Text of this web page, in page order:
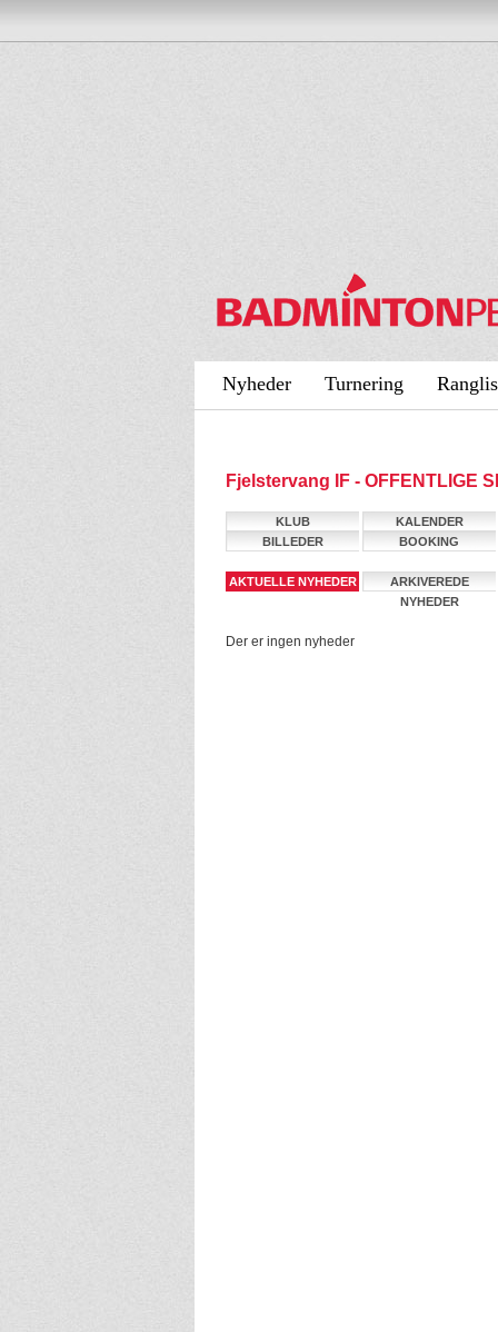
Nyheder Turnering
Fjelstervang IF - OFFENTLIGE
KLUB
KALENDER
BILLEDER
BOOKING
AKTUELLE NYHEDER
ARKIVEREDE
NYHEDER
Der er ingen nyheder